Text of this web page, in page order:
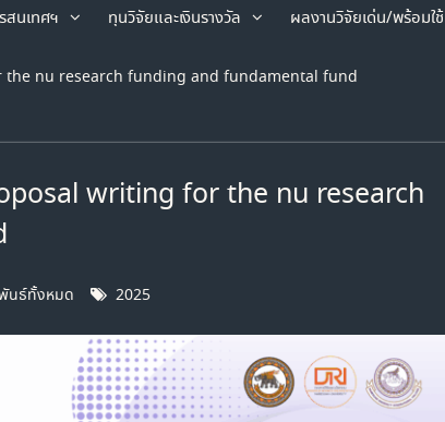
สนเทศฯ ทุนวิจัยและเงินรางวัล ผลงานวิจัยเด่น/พร้อมใช้
nu research funding and fundamental fund
writing for the nu research
พันธ์ทั้งหมด 2025